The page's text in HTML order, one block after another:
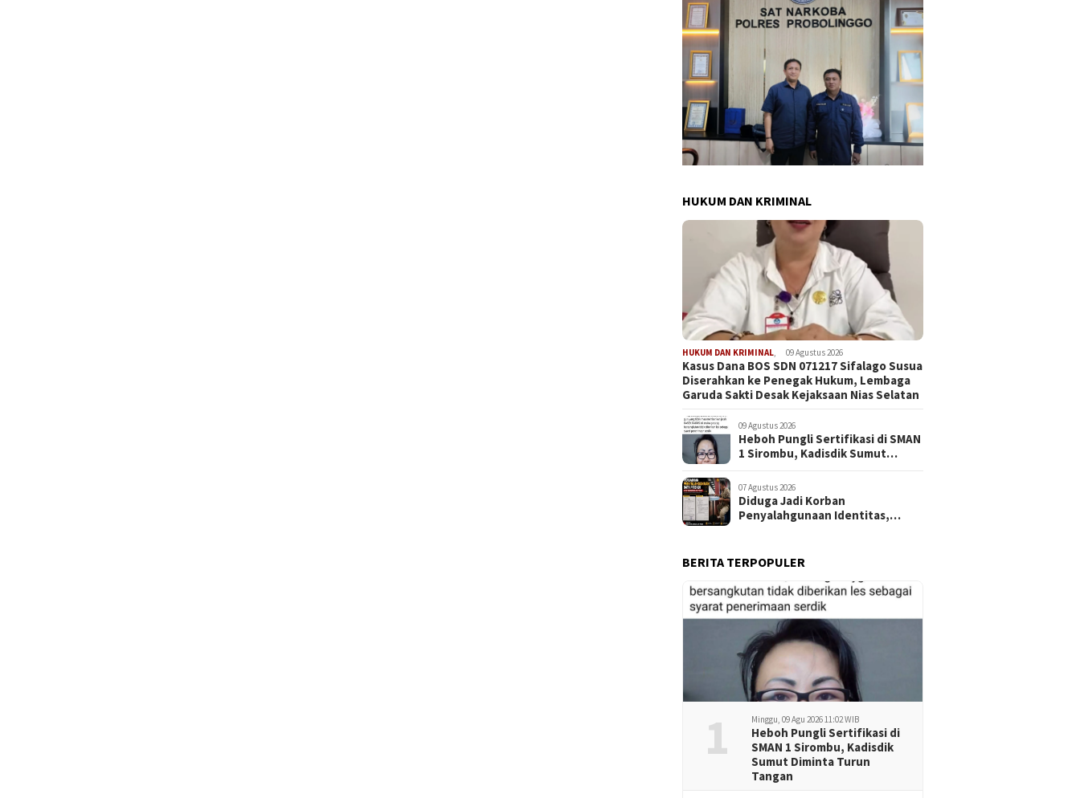
HUKUM DAN KRIMINAL
HUKUM DAN KRIMINAL, 09 Agustus 2026
Kasus Dana BOS SDN 071217 Sifalago Susua
Diserahkan ke Penegak Hukum, Lembaga
Garuda Sakti Desak Kejaksaan Nias Selatan
09 Agustus 2026
Heboh Pungli Sertifikasi di SMAN
1 Sirombu, Kadisdik Sumut
07 Agustus 2026
Diduga Jadi Korban
Penyalahgunaan Identitas,
Pendampingan Redaksi
BERITA TERPOPULER
1 Minggu, 09 Agu 2026 11:02 WIB
Heboh Pungli Sertifikasi di
SMAN 1 Sirombu, Kadisdik
Sumut Diminta Turun
Tangan